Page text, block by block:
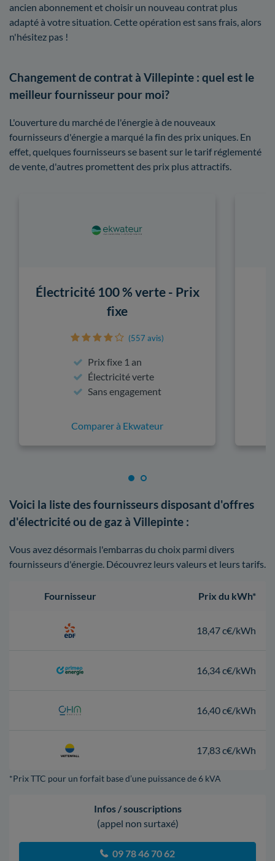
ancien abonnement et choisir un nouveau contrat plus
adapté à votre situation. Cette opération est sans frais, alors
n'hésitez pas !
Changement de contrat à Villepinte : quel est le
meilleur fournisseur pour moi?
L'ouverture du marché de l'énergie à de nouveaux
fournisseurs d'énergie a marqué la fin des prix uniques. En
effet, quelques fournisseurs se basent sur le tarif réglementé
de vente, d'autres promettent des prix plus attractifs.
Électricité 100 % verte - Prix
fixe
(557 avis)
Prix fixe 1 an
Électricité verte
Sans engagement
Comparer à Ekwateur
Voici la liste des fournisseurs disposant d'offres
d'électricité ou de gaz à Villepinte :
Vous avez désormais l'embarras du choix parmi divers
fournisseurs d'énergie. Découvrez leurs valeurs et leurs tarifs.
Fournisseur Prix du kWh*
18,47 c€/kWh
16,34 c€/kWh
16,40 c€/kWh
17,83 c€/kWh
*Prix TTC pour un forfait base d’une puissance de 6 kVA
Infos / souscriptions
(appel non surtaxé)
09 78 46 70 62